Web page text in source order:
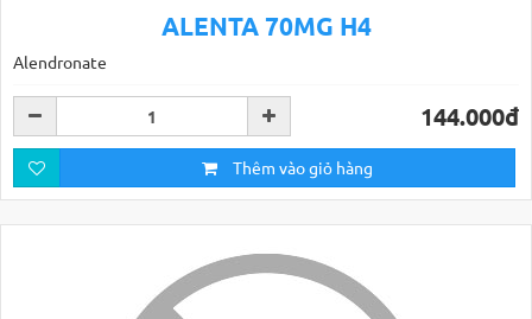
ALENTA 70MG H4
Alendronate
144.000đ
Thêm vào giỏ hàng